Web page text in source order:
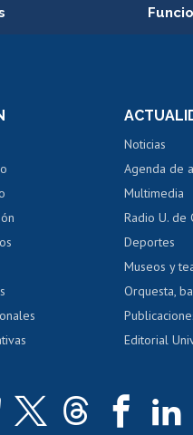
AUCAI
Portal
Acoso
Noticias
Agenda de
Multimedia
Radio U. de
Deportes
Museos y
Orquesta,
Editorial